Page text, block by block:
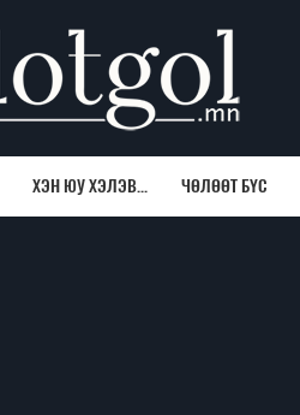
ХЭН ЮУ ХЭЛЭВ... ЧӨЛӨӨТ БҮС